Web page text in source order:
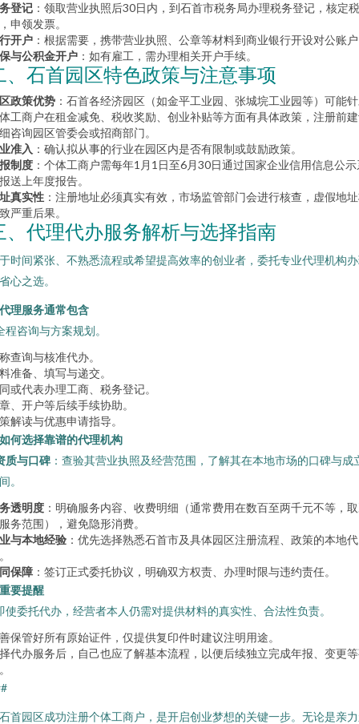
登记 ：领取营业执照后30日内，到石首市税务局办理税务登记，核定税
申领发票。
开户 ：根据需要，携带营业执照、公章等材料到商业银行开设对公账
与公积金开户 ：如有雇工，需办理相关开户手续。
、石首园区特色政策与注意事项
政策优势 ：石首各经济园区（如金平工业园、张城垸工业园等）可能
工商户在租金减免、税收奖励、创业补贴等方面有具体政策，注册前
咨询园区管委会或招商部门。
准入 ：确认拟从事的行业在园区内是否有限制或鼓励政策。
制度 ：个体工商户需每年1月1日至6月30日通过国家企业信用信息公示
送上年度报告。
真实性 ：注册地址必须真实有效，市场监管部门会进行核查，虚假地
严重后果。
、代理代办服务解析与选择指南
时间紧张、不熟悉流程或希望提高效率的创业者，委托专业代理机构
心之选。
理服务通常包含
程咨询与方案规划。
查询与核准代办。
准备、填写与递交。
或代表办理工商、税务登记。
、开户等后续手续协助。
解读与优惠申请指导。
何选择靠谱的代理机构
质与口碑 ：查验其营业执照及经营范围，了解其在本地市场的口碑与成
。
透明度 ：明确服务内容、收费明细（通常费用在数百至两千元不等，
务范围），避免隐形消费。
与本地经验 ：优先选择熟悉石首市及具体园区注册流程、政策的本地代
保障 ：签订正式委托协议，明确双方权责、办理时限与违约责任。
要提醒
使委托代办，经营者本人仍需对提供材料的真实性、合法性负责。
保管好所有原始证件，仅提供复印件时建议注明用途。
代办服务后，自己也应了解基本流程，以便后续独立完成年报、变更
首园区成功注册个体工商户，是开启创业梦想的关键一步。无论是亲